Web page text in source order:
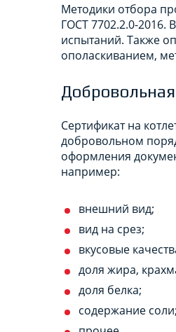
Методики отбора
ГОСТ 7702.2.0-2016.
испытаний. Также
ополаскиванием,
Сертификат на
добровольном
оформления
например:
внешний вид;
вид на срез;
вкусовые
доля жира,
доля белка;
содержание соли;